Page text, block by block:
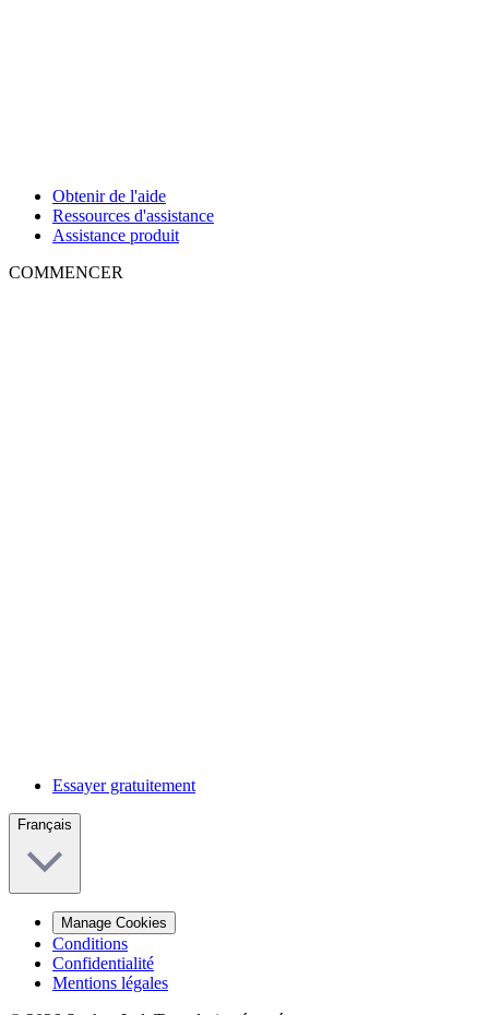
Obtenir de l'aide
Ressources d'assistance
Assistance produit
COMMENCER
Essayer gratuitement
Français
Manage Cookies
Conditions
Confidentialité
Mentions légales